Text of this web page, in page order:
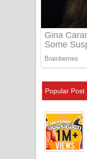
Popular Post